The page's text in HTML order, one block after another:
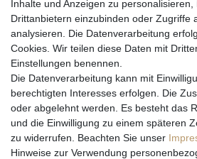
Wir versenden
Inhalte und Anzeigen zu personalisieren,
Drittanbietern einzubinden oder Zugriffe
analysieren. Die Datenverarbeitung
Cookies. Wir teilen diese Daten mit
Einstellungen benennen.
Die Datenverarbeitung kann mit
berechtigten Interesses erfolgen. Die
oder abgelehnt werden. Es besteht das
und die Einwilligung zu einem späteren
zu widerrufen. Beachten Sie unser
Hinweise zur Verwendung